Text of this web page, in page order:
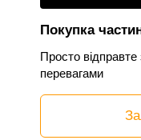
Покупка
Просто
перевагами